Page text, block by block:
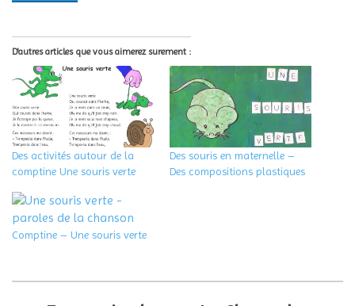
D'autres articles que vous aimerez surement :
Des activités autour de la
comptine Une souris verte
Des souris en maternelle –
Des compositions plastiques
Comptine – Une souris verte